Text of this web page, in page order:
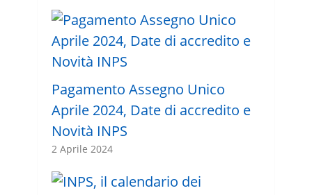
Pagamento Assegno Unico
Aprile 2024, Date di accredito e
Novità INPS
2 Aprile 2024